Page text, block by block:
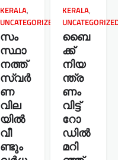
KERALA,
UNCATEGORIZED
സം
സ്ഥാ
നത്ത്
സ്വർ
ണ
വില
യിൽ
വീ
ണ്ടും
KERALA,
ബൈ
ക്ക്
നിയ
ന്ത്ര
ണം
വിട്ട്
റോ
ഡില്‍
മറി